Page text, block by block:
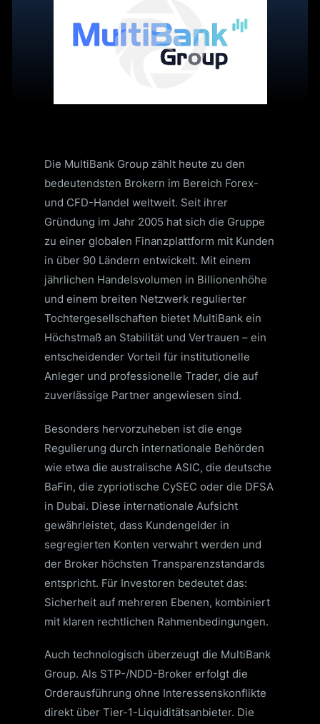
Die MultiBank Group zählt heute zu den
bedeutendsten Brokern im Bereich Forex-
und CFD-Handel weltweit. Seit ihrer
Gründung im Jahr 2005 hat sich die Gruppe
zu einer globalen Finanzplattform mit Kunden
in über 90 Ländern entwickelt. Mit einem
jährlichen Handelsvolumen in Billionenhöhe
und einem breiten Netzwerk regulierter
Tochtergesellschaften bietet MultiBank ein
Höchstmaß an Stabilität und Vertrauen – ein
entscheidender Vorteil für institutionelle
Anleger und professionelle Trader, die auf
zuverlässige Partner angewiesen sind.
Besonders hervorzuheben ist die enge
Regulierung durch internationale Behörden
wie etwa die australische ASIC, die deutsche
BaFin, die zypriotische CySEC oder die DFSA
in Dubai. Diese internationale Aufsicht
gewährleistet, dass Kundengelder in
segregierten Konten verwahrt werden und
der Broker höchsten Transparenzstandards
entspricht. Für Investoren bedeutet das:
Sicherheit auf mehreren Ebenen, kombiniert
mit klaren rechtlichen Rahmenbedingungen.
Auch technologisch überzeugt die MultiBank
Group. Als STP-/NDD-Broker erfolgt die
Orderausführung ohne Interessenskonflikte
direkt über Tier-1-Liquiditätsanbieter. Die